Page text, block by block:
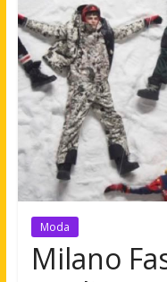
Moda
Milano